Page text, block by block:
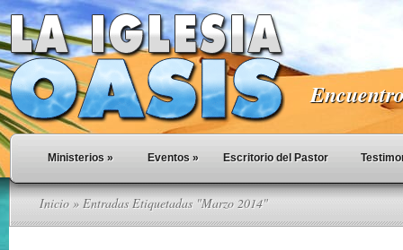
Ministerios » Eventos » Escritorio del Pastor
Inicio » Entradas Etiquetadas "Marzo 2014"